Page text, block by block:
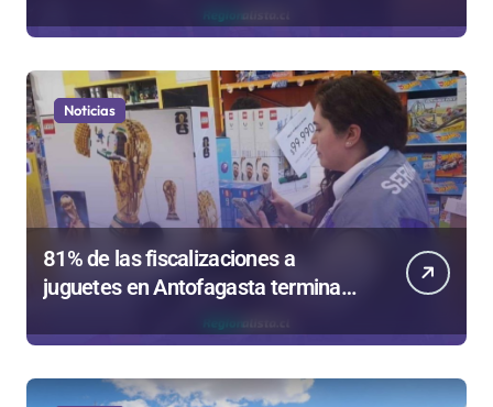
de Valparaíso
Noticias
81% de las fiscalizaciones a
juguetes en Antofagasta termina
en sumarios sanitarios